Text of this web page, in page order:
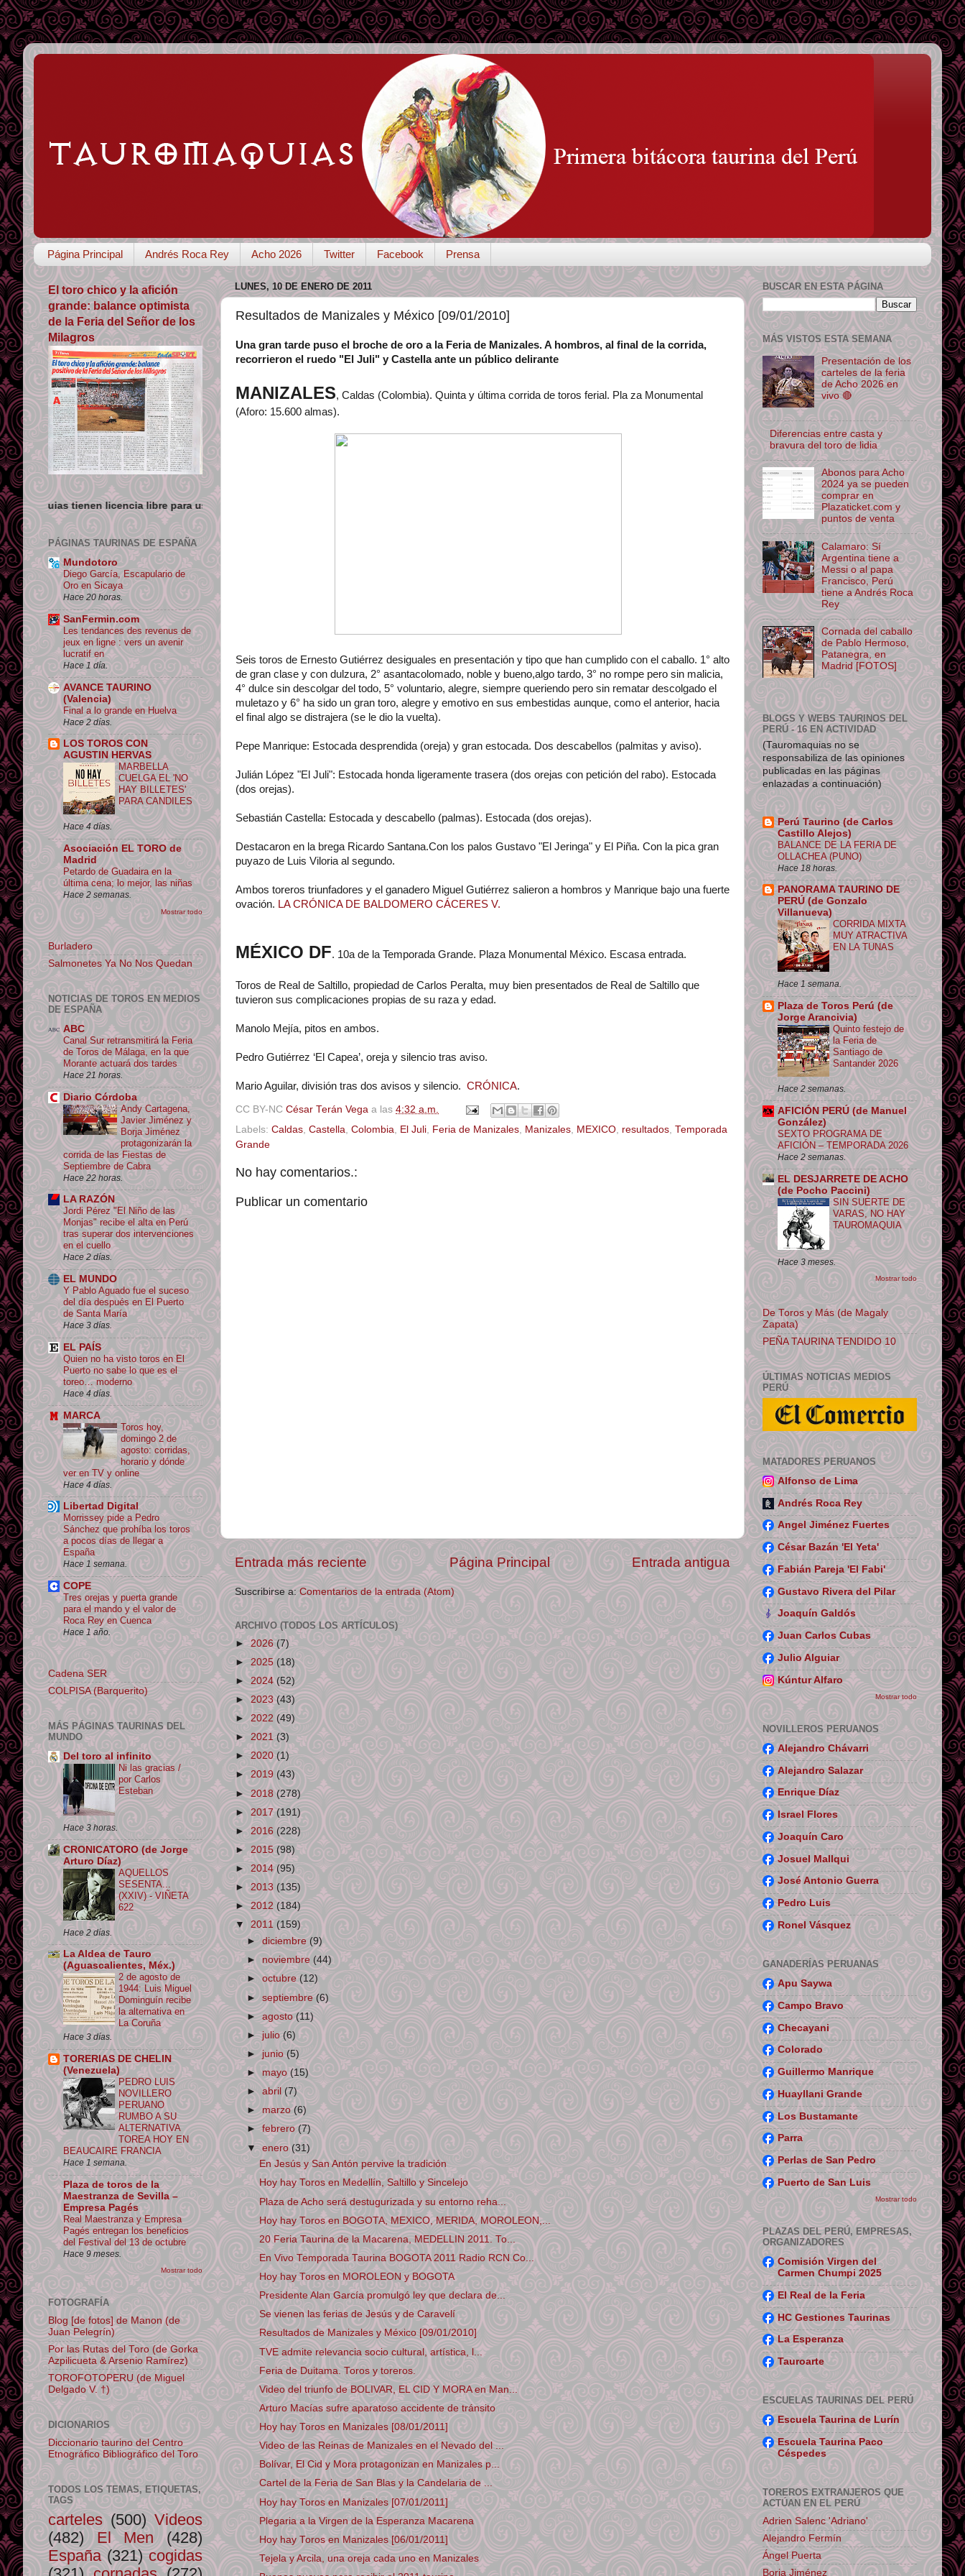
Página Principal Andrés Roca Rey Acho 2026 Twitter Facebook Prensa
LUNES, 10 DE ENERO DE 2011
Resultados de Manizales y México [09/01/2010]
Una gran tarde puso el broche de oro a la Feria de Manizales. A hombros, al final de la corrida,
recorrieron el ruedo "El Juli" y Castella ante un público delirante
MANIZALES, Caldas (Colombia). Quinta y última corrida de toros ferial. Pla za Monumental
(Aforo: 15.600 almas).
Seis toros de Ernesto Gutiérrez desiguales en presentación y tipo que han cumplido con el caballo. 1° alto
de gran clase y con dulzura, 2° asantacolomado, noble y bueno,algo tardo, 3° no rompe pero sin malicia,
4° dulce sin descolgar del todo, 5° voluntario, alegre, siempre queriendo pero sin rematar descolgado el
muletazo y 6° ha sido un gran toro, alegre y emotivo en sus embestidas aunque, como el anterior, hacia
el final algo se distrajera (se le dio la vuelta).
Pepe Manrique: Estocada desprendida (oreja) y gran estocada. Dos descabellos (palmitas y aviso).
Julián López "El Juli": Estocada honda ligeramente trasera (dos orejas con petición del rabo). Estocada
(dos orejas).
Sebastián Castella: Estocada y descabello (palmas). Estocada (dos orejas).
Destacaron en la brega Ricardo Santana.Con los palos Gustavo "El Jeringa" y El Piña. Con la pica gran
puyazo de Luis Viloria al segundo.
Ambos toreros triunfadores y el ganadero Miguel Gutiérrez salieron a hombros y Manrique bajo una fuerte
ovación. LA CRÓNICA DE BALDOMERO CÁCERES V.
MÉXICO DF. 10a de la Temporada Grande. Plaza Monumental México. Escasa entrada.
Toros de Real de Saltillo, propiedad de Carlos Peralta, muy bien presentados de Real de Saltillo que
tuvieron sus complicaciones propias de su raza y edad.
Manolo Mejía, pitos en ambos.
Pedro Gutiérrez ‘El Capea’, oreja y silencio tras aviso.
Mario Aguilar, división tras dos avisos y silencio. CRÓNICA.
CC BY-NC César Terán Vega a las 4:32 a.m.
Labels: Caldas Castella Colombia El Juli Feria de Manizales Manizales MEXICO resultados Temporada
Grande
No hay comentarios.:
Publicar un comentario
Entrada más reciente Entrada antigua
Página Principal
Suscribirse a:Comentarios de la entrada (Atom)
ARCHIVO (TODOS LOS ARTÍCULOS)
►2026(7)
►2025 (18)
►2024(52)
►2023(43)
►2022 (49)
►2021(3)
►2020(1)
► 2019 (43)
►2018(278)
►2017(191)
► 2016 (228)
►2015(98)
► 2014(95)
►2013 (135)
►2012 (184)
▼ 2011 (159)
►diciembre(9)
►noviembre (44)
►octubre(12)
►septiembre(6)
►agosto(11)
►julio(6)
► junio(5)
►mayo(15)
►abril(7)
►marzo(6)
►febrero(7)
▼enero(31)
En Jesús y San Antón pervive la tradición
Hoy hay Toros en Medellín, Saltillo y Sincelejo
Plaza de Acho será destugurizada y su entorno reha...
Hoy hay Toros en BOGOTA, MEXICO, MERIDA, MOROLEON,...
20 Feria Taurina de la Macarena, MEDELLIN 2011. To...
En Vivo Temporada Taurina BOGOTA 2011 Radio RCN Co...
Hoy hay Toros en MOROLEON y BOGOTA
Presidente Alan García promulgó ley que declara de...
Se vienen las ferias de Jesús y de Caravelí
Resultados de Manizales y México [09/01/2010]
TVE admite relevancia socio cultural, artística, l...
Feria de Duitama. Toros y toreros.
Video del triunfo de BOLIVAR, EL CID Y MORA en Man...
Arturo Macías sufre aparatoso accidente de tránsito
Hoy hay Toros en Manizales [08/01/2011]
Video de las Reinas de Manizales en el Nevado del ...
Bolívar, El Cid y Mora protagonizan en Manizales p...
Cartel de la Feria de San Blas y la Candelaria de ...
Hoy hay Toros en Manizales [07/01/2011]
Plegaria a la Virgen de la Esperanza Macarena
Hoy hay Toros en Manizales [06/01/2011]
Tejela y Arcila, una oreja cada uno en Manizales
El toro chico y la afición
grande: balance optimista
de la Feria del Señor de los
Milagros
libre para uso no comercial siempre que se de crédito y enlace su origen.
PÁGINAS TAURINAS DE ESPAÑA
Mundotoro
Diego García, Escapulario de
Oro en Sicaya
Hace 20 horas.
SanFermin.com
Les tendances des revenus de
jeux en ligne : vers un avenir
lucratif en
Hace 1 día.
AVANCE TAURINO
(Valencia)
Final a lo grande en Huelva
Hace 2 días.
LOS TOROS CON
AGUSTIN HERVAS
MARBELLA
CUELGA EL 'NO
HAY BILLETES'
PARA CANDILES
Hace 4 días.
Asociación EL TORO de
Madrid
Petardo de Guadaira en la
última cena; lo mejor, las niñas
Hace 2 semanas.
Mostrar todo
Burladero
Salmonetes Ya No Nos Quedan
NOTICIAS DE TOROS EN MEDIOS
DE ESPAÑA
ABC
Canal Sur retransmitirá la Feria
de Toros de Málaga, en la que
Morante actuará dos tardes
Hace 21 horas.
Diario Córdoba
Andy Cartagena,
Javier Jiménez y
Borja Jiménez
protagonizarán la
corrida de las Fiestas de
Septiembre de Cabra
Hace 22 horas.
LA RAZÓN
Jordi Pérez "El Niño de las
Monjas" recibe el alta en Perú
tras superar dos intervenciones
en el cuello
Hace 2 días.
EL MUNDO
Y Pablo Aguado fue el suceso
del día después en El Puerto
de Santa María
Hace 3 días.
EL PAÍS
Quien no ha visto toros en El
Puerto no sabe lo que es el
toreo… moderno
Hace 4 días.
MARCA
Toros hoy,
domingo 2 de
agosto: corridas,
horario y dónde
ver en TV y online
Hace 4 días.
Libertad Digital
Morrissey pide a Pedro
Sánchez que prohíba los toros
a pocos días de llegar a
España
Hace 1 semana.
COPE
Tres orejas y puerta grande
para el mando y el valor de
Roca Rey en Cuenca
Hace 1 año.
Cadena SER
COLPISA (Barquerito)
MÁS PÁGINAS TAURINAS DEL
MUNDO
Del toro al infinito
Ni las gracias /
por Carlos
Esteban
Hace 3 horas.
CRONICATORO (de Jorge
Arturo Díaz)
AQUELLOS
SESENTA...
(XXIV) - VIÑETA
622
Hace 2 días.
La Aldea de Tauro
(Aguascalientes, Méx.)
2 de agosto de
1944: Luis Miguel
Dominguín recibe
la alternativa en
La Coruña
Hace 3 días.
TORERIAS DE CHELIN
(Venezuela)
PEDRO LUIS
NOVILLERO
PERUANO
RUMBO A SU
ALTERNATIVA
TOREA HOY EN
BEAUCAIRE FRANCIA
Hace 1 semana.
Plaza de toros de la
Maestranza de Sevilla –
Empresa Pagés
Real Maestranza y Empresa
Pagés entregan los beneficios
del Festival del 13 de octubre
Hace 9 meses.
Mostrar todo
FOTOGRAFÍA
Blog [de fotos] de Manon (de
Juan Pelegrín)
Por las Rutas del Toro (de Gorka
Azpilicueta & Arsenio Ramírez)
TOROFOTOPERU (de Miguel
Delgado V. †)
DICIONARIOS
Diccionario taurino del Centro
Etnográfico Bibliográfico del Toro
TODOS LOS TEMAS, ETIQUETAS,
TAGS
carteles (500) Videos
(482)
El Men
(428)
España (321) cogidas
BUSCAR EN ESTA PÁGINA
MÁS VISTOS ESTA SEMANA
Presentación de los
carteles de la feria
de Acho 2026 en
vivo 🔴
Diferencias entre casta y
bravura del toro de lidia
Abonos para Acho
2024 ya se pueden
comprar en
Plazaticket.com y
puntos de venta
Calamaro: Sí
Argentina tiene a
Messi o al papa
Francisco, Perú
tiene a Andrés Roca
Rey
Cornada del caballo
de Pablo Hermoso,
Patanegra, en
Madrid [FOTOS]
BLOGS Y WEBS TAURINOS DEL
PERÚ - 16 EN ACTIVIDAD
(Tauromaquias no se
responsabiliza de las opiniones
publicadas en las páginas
enlazadas a continuación)
Perú Taurino (de Carlos
Castillo Alejos)
BALANCE DE LA FERIA DE
OLLACHEA (PUNO)
Hace 18 horas.
PANORAMA TAURINO DE
PERÚ (de Gonzalo
Villanueva)
CORRIDA MIXTA
MUY ATRACTIVA
EN LA TUNAS
Hace 1 semana.
Plaza de Toros Perú (de
Jorge Arancivia)
Quinto festejo de
la Feria de
Santiago de
Santander 2026
Hace 2 semanas.
AFICIÓN PERÚ (de Manuel
González)
SEXTO PROGRAMA DE
AFICIÓN – TEMPORADA 2026
Hace 2 semanas.
EL DESJARRETE DE ACHO
(de Pocho Paccini)
SIN SUERTE DE
VARAS, NO HAY
TAUROMAQUIA
Hace 3 meses.
Mostrar todo
De Toros y Más (de Magaly
Zapata)
PEÑA TAURINA TENDIDO 10
ÚLTIMAS NOTICIAS MEDIOS
PERÚ
MATADORES PERUANOS
Alfonso de Lima
Andrés Roca Rey
Angel Jiménez Fuertes
César Bazán 'El Yeta'
Fabián Pareja 'El Fabi'
Gustavo Rivera del Pilar
Joaquín Galdós
Juan Carlos Cubas
Julio Alguiar
Kúntur Alfaro
Mostrar todo
NOVILLEROS PERUANOS
Alejandro Chávarri
Alejandro Salazar
Enrique Díaz
Israel Flores
Joaquín Caro
Josuel Mallqui
José Antonio Guerra
Pedro Luis
Ronel Vásquez
GANADERÍAS PERUANAS
Apu Saywa
Campo Bravo
Checayani
Colorado
Guillermo Manrique
Huayllani Grande
Los Bustamante
Parra
Perlas de San Pedro
Puerto de San Luis
Mostrar todo
PLAZAS DEL PERÚ, EMPRESAS,
ORGANIZADORES
Comisión Virgen del
Carmen Chumpi 2025
El Real de la Feria
HC Gestiones Taurinas
La Esperanza
Tauroarte
ESCUELAS TAURINAS DEL PERÚ
Escuela Taurina de Lurín
Escuela Taurina Paco
Céspedes
TOREROS EXTRANJEROS QUE
ACTÚAN EN EL PERÚ
Adrien Salenc 'Adriano'
Alejandro Fermín
Ángel Puerta
Borja Jiménez